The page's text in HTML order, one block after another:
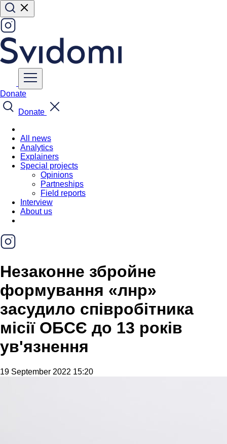
Donate
Donate
All news
Analytics
Explainers
Special projects
Opinions
Partneships
Field reports
Interview
About us
Незаконне збройне
формування «лнр»
засудило співробітника
місії ОБСЄ до 13 років
ув'язнення
19 September 2022 15:20